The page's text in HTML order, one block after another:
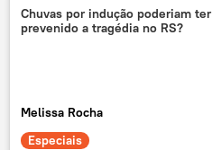
privatizações
serviço
CEDAE
CSN
Chuvas por indução poderiam ter
prevenido a tragédia no RS?
Melissa Rocha
Especiais